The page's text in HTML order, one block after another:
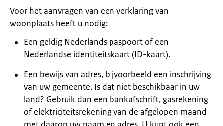
Voor het aanvragen van een verklaring van
woonplaats heeft u nodig:
Een geldig Nederlands paspoort of een
Nederlandse identiteitskaart (ID-kaart).
Een bewijs van adres, bijvoorbeeld een inschrijving
van uw gemeente. Is dat niet beschikbaar in uw
land? Gebruik dan een bankafschrift, gasrekening
of elektriciteitsrekening van de afgelopen maand